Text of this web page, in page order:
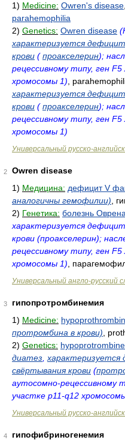
1) Medicine: Owren's disease
parahemophilia
2) Genetics: Owren disease
характеризуется
крови (проакселерин);
рецессивному типу, ген
хромосомы 1) ,
характеризуется
крови (проакселерин);
рецессивному типу, ген
хромосомы 1)
Универсальный русско-
2
Owren disease
1) Медицина: дефицит V
аналогичны гемофилии) ,
2) Генетика: болезнь Оврена
характеризуется
крови (проакселерин);
рецессивному типу, ген
хромосомы 1) ,
Универсальный англо-русский
3
гипопротромбинемия
1) Medicine:
протромбина в крови) ,
2) Genetics:
диатез
свёртывания крови (
аутосомно-рецессивному
участке p11-q12
Универсальный русско-
4
гипофибриногенемия